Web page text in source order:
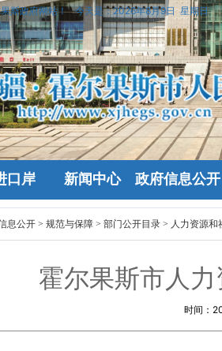
斯政府网站！ 今天是：2026年8月9日 星期日
口岸 新闻中心 政府信息公开
息公开 > 规范与保障 > 部门公开目录 > 人力资源和
霍尔果斯市人
时间：